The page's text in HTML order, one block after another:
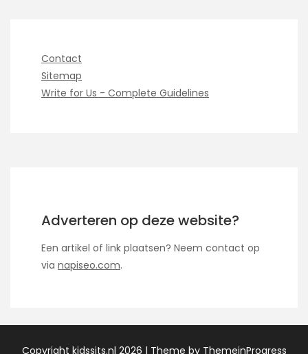
Contact
Sitemap
Write for Us - Complete Guidelines
Adverteren op deze website?
Een artikel of link plaatsen? Neem contact op
via napiseo.com.
Copyright kidssits.nl 2026 | Theme by ThemeinProgress